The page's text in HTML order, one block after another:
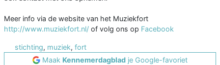
Meer info via de website van het Muziekfort
http://www.muziekfort.nl/ of volg ons op Facebook
stichting, muziek, fort
Maak Kennemerdagblad je Google-favoriet